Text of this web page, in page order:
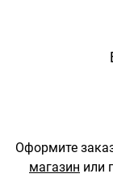
Оформите
магазин или